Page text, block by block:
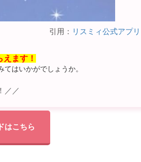
引用： リスミィ公式アプリ
ます！
はいかがでしょうか。
／／
はこちら